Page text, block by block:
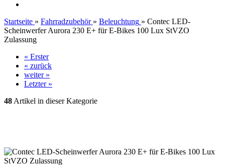
Startseite » Fahrradzubehör » Beleuchtung » Contec LED-
Scheinwerfer Aurora 230 E+ für E-Bikes 100 Lux StVZO
Zulassung
« Erster
« zurück
weiter »
Letzter »
48 Artikel in dieser Kategorie